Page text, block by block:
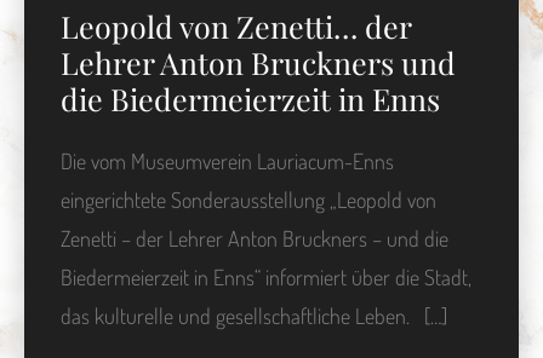
Leopold von Zenetti… der
Lehrer Anton Bruckners und
die Biedermeierzeit in Enns
Die vom Museumverein Lauriacum-Enns
eingerichtete Sonderausstellung „Leopold von
Zenetti – der Lehrer Anton Bruckners – und die
Biedermeierzeit in Enns“ informiert über die Stadt,
das kulturelle und gesellschaftliche Leben. […]